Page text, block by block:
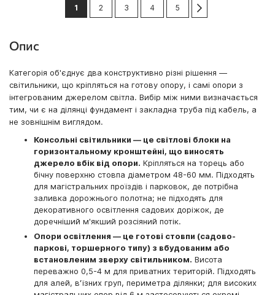
You're currently reading page
1 Сторінка
2 Сторінка
3 Сторінка
4 Сторінка
5 Сторінка
Далі
Опис
Категорія об'єднує два конструктивно різні рішення —
світильники, що кріпляться на готову опору, і самі опори з
інтегрованим джерелом світла. Вибір між ними визначається
тим, чи є на ділянці фундамент і закладна труба під кабель, а
не зовнішнім виглядом.
Консольні світильники — це світлові блоки на
горизонтальному кронштейні, що виносять
джерело вбік від опори. Кріпляться на торець або
бічну поверхню стовпа діаметром 48-60 мм. Підходять
для магістральних проїздів і парковок, де потрібна
заливка дорожнього полотна; не підходять для
декоративного освітлення садових доріжок, де
доречніший м'якший розсіяний потік.
Опори освітлення — це готові стовпи (садово-
паркові, торшерного типу) з вбудованим або
встановленим зверху світильником. Висота
переважно 0,5-4 м для приватних територій. Підходять
для алей, в'їзних груп, периметра ділянки; для високих